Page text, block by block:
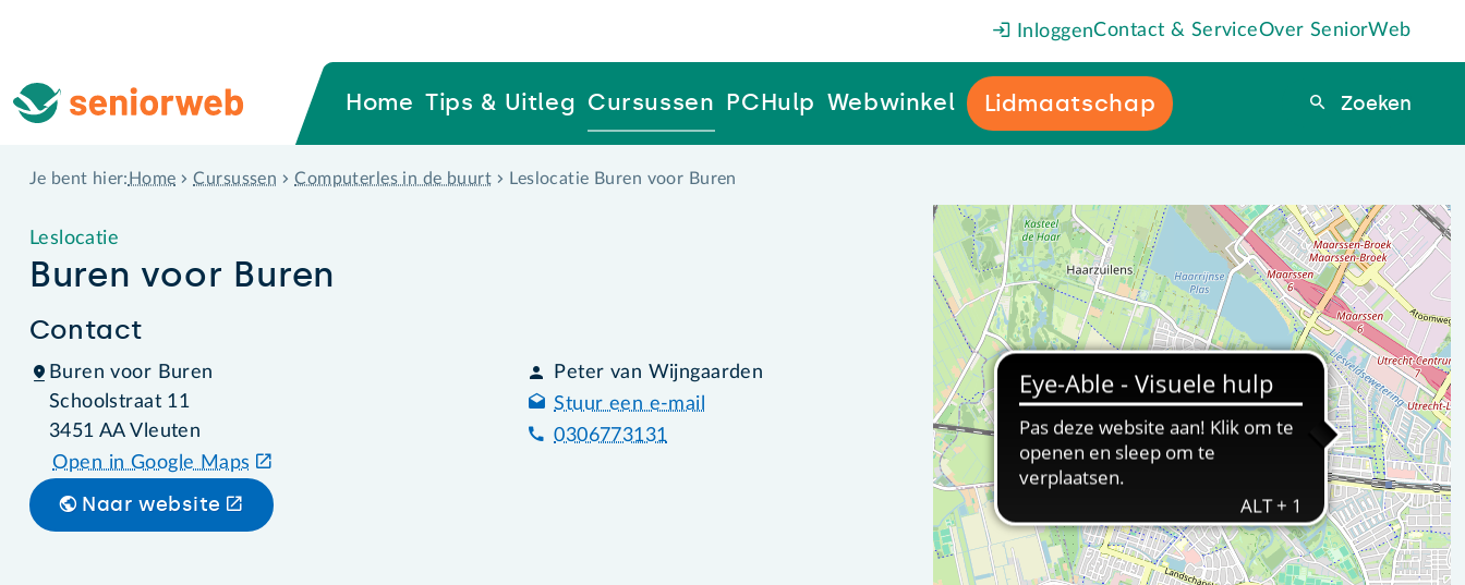
InloggenContact & ServiceOver SeniorWeb
Home Tips & Uitleg Cursussen PCHulp Webwinkel Lidmaatschap Zoeken
Zoeken
Je bent hier: Home Cursussen Computerles in de buurt Leslocatie Buren voor Buren
Leslocatie
Buren voor Buren
Contact
Buren voor Buren
Schoolstraat 11
3451 AA Vleuten
Open in Google Maps
Peter van Wijngaarden
Stuur een e-mail
0306773131
Naar website